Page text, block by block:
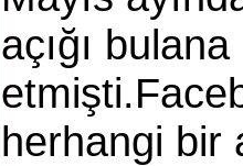
açığı
herhangi bir